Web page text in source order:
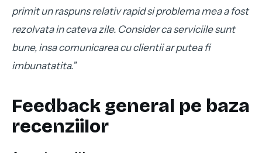
primit un raspuns relativ rapid si problema mea a fost
rezolvata in cateva zile. Consider ca serviciile sunt
bune, insa comunicarea cu clientii ar putea fi
imbunatatita.”
Feedback general pe baza
recenziilor